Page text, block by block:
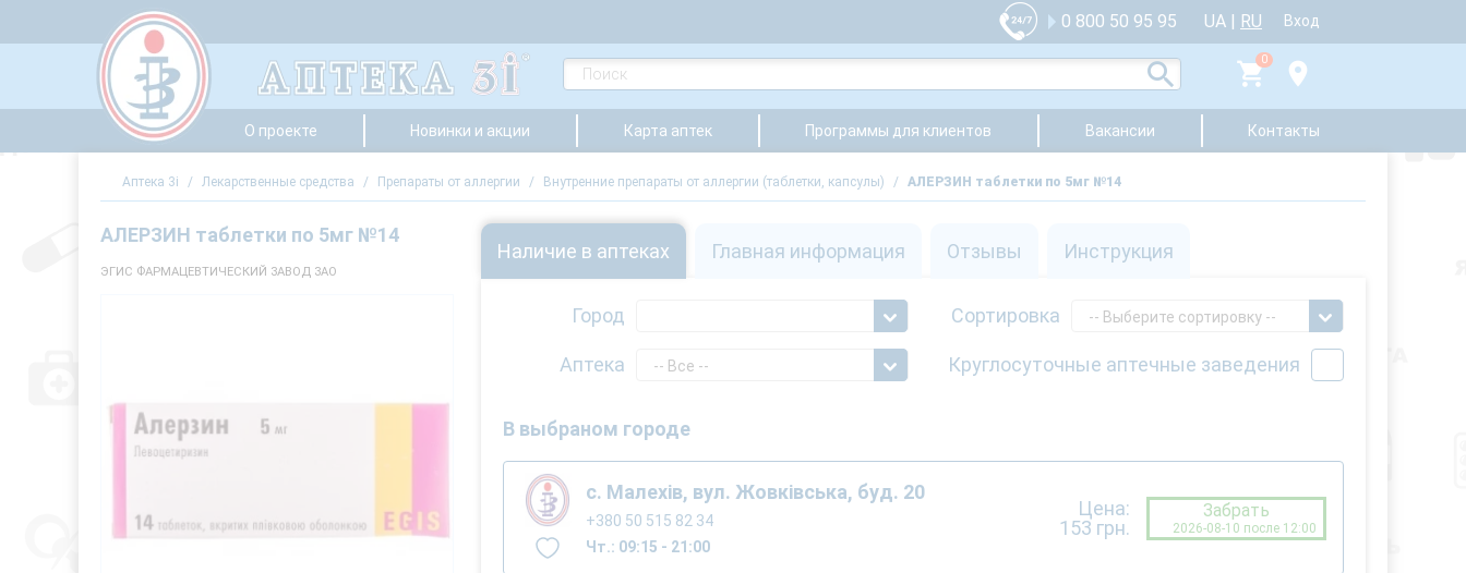
0 800 50 95 95 UA | RU Вход
0
О проекте Новинки и акции Карта аптек Программы для клиентов Вакансии Контакты
Аптека 3i / Лекарственные средства / Препараты от аллергии / Внутренние препараты от аллергии (таблетки, капсулы) / АЛЕРЗИН таблетки по 5мг №14
АЛЕРЗИН таблетки по 5мг №14
ЭГИС ФАРМАЦЕВТИЧЕСКИЙ ЗАВОД ЗАО
Наличие в аптеках Главная информация Отзывы Инструкция
Город
Аптека -- Все --
Сортировка -- Выберите сортировку --
Круглосуточные аптечные заведения
В выбраном городе
с. Малехів, вул. Жовківська, буд. 20
+380 50 515 82 34
Чт.: 09:15 - 21:00
Цена:
153 грн.
Забрать
2026-08-10 после 12:00